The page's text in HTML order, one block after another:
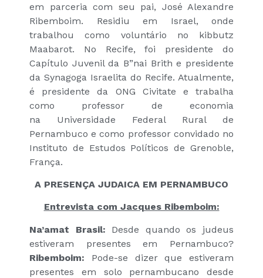
em parceria com seu pai, José Alexandre
Ribemboim. Residiu em Israel, onde
trabalhou como voluntário no kibbutz
Maabarot. No Recife, foi presidente do
Capítulo Juvenil da B”nai Brith e presidente
da Synagoga Israelita do Recife. Atualmente,
é presidente da ONG Civitate e trabalha
como professor de economia
na Universidade Federal Rural de
Pernambuco e como professor convidado no
Instituto de Estudos Políticos de Grenoble,
França.
A PRESENÇA JUDAICA EM PERNAMBUCO
Entrevista com Jacques Ribemboim:
Na’amat Brasil: Desde quando os judeus
estiveram presentes em Pernambuco?
Ribemboim: Pode-se dizer que estiveram
presentes em solo pernambucano desde